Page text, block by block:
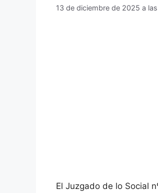
13 de diciembre de 2025 a las
El Juzgado de lo Social